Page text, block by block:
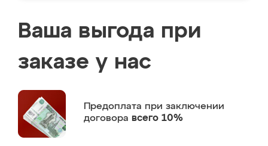
Ваша выгода при
заказе у нас
Предоплата при заключении
договора всего 10%